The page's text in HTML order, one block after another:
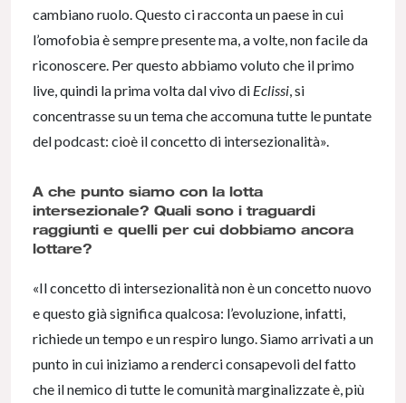
cambiano ruolo. Questo ci racconta un paese in cui
l’omofobia è sempre presente ma, a volte, non facile da
riconoscere. Per questo abbiamo voluto che il primo
live, quindi la prima volta dal vivo di Eclissi, si
concentrasse su un tema che accomuna tutte le puntate
del podcast: cioè il concetto di intersezionalità».
A che punto siamo con la lotta
intersezionale? Quali sono i traguardi
raggiunti e quelli per cui dobbiamo ancora
lottare?
«Il concetto di intersezionalità non è un concetto nuovo
e questo già significa qualcosa: l’evoluzione, infatti,
richiede un tempo e un respiro lungo. Siamo arrivati a un
punto in cui iniziamo a renderci consapevoli del fatto
che il nemico di tutte le comunità marginalizzate è, più